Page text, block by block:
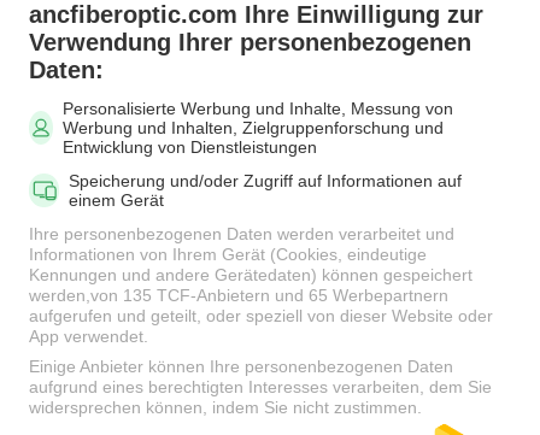
Beliebte Kategorien Alle
MPO Glasfaserkabel LWL-Patchkabel
Faser-
Verbindungsstücke
LWL Pigtail LWL Dämpfungsglied
Fiber Optic-Splitter LWL-Kabel
ancfiberoptic.com Ihre Einwilligung zur
Verwendung Ihrer personenbezogenen
Daten:
Personalisierte Werbung und Inhalte, Messung von
Werbung und Inhalten, Zielgruppenforschung und
Entwicklung von Dienstleistungen
Speicherung und/oder Zugriff auf Informationen auf
einem Gerät
Ihre personenbezogenen Daten werden verarbeitet und
Informationen von Ihrem Gerät (Cookies, eindeutige
Kennungen und andere Gerätedaten) können gespeichert
werden,von 135 TCF-Anbietern und 65 Werbepartnern
aufgerufen und geteilt, oder speziell von dieser Website oder
App verwendet.
Einige Anbieter können Ihre personenbezogenen Daten
aufgrund eines berechtigten Interesses verarbeiten, dem Sie
widersprechen können, indem Sie nicht zustimmen.